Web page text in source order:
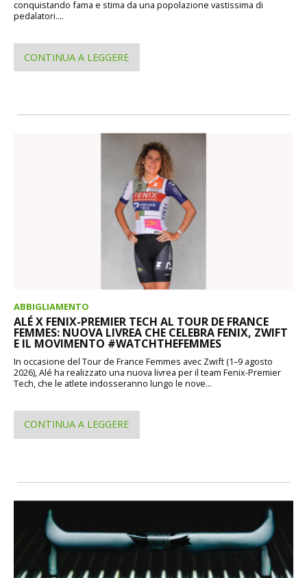
conquistando fama e stima da una popolazione vastissima di
pedalatori....
CONTINUA A LEGGERE
ABBIGLIAMENTO
ALÉ X FENIX-PREMIER TECH AL TOUR DE FRANCE
FEMMES: NUOVA LIVREA CHE CELEBRA FENIX, ZWIFT
E IL MOVIMENTO #WATCHTHEFEMMES
In occasione del Tour de France Femmes avec Zwift (1–9 agosto
2026), Alé ha realizzato una nuova livrea per il team Fenix-Premier
Tech, che le atlete indosseranno lungo le nove...
CONTINUA A LEGGERE